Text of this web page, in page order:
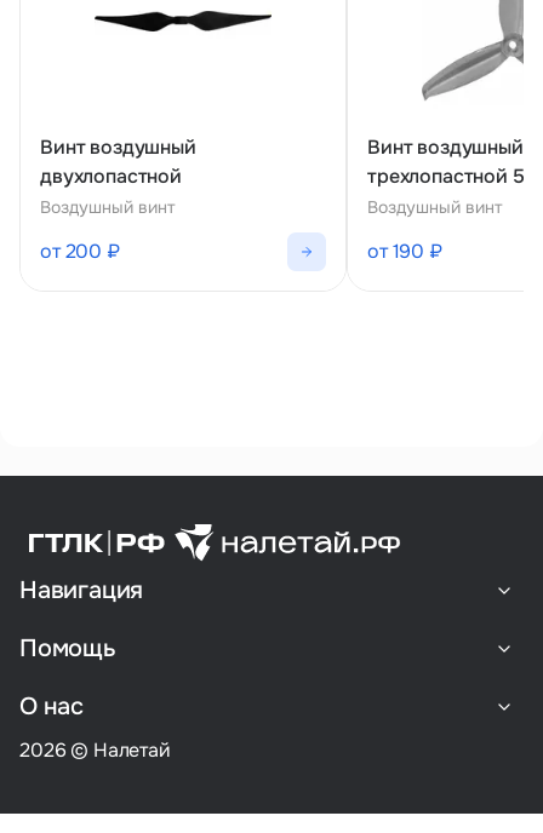
Винт воздушный
двухлопастной
Воздушный винт
от 200 ₽
Винт воздушный
трехлопастной
Воздушный винт
от 190 ₽
Навигация
Помощь
О нас
2026 © Налетай